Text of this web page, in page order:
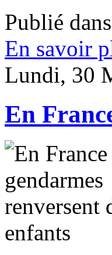
Publié dans
En savoir
Lundi, 30
En